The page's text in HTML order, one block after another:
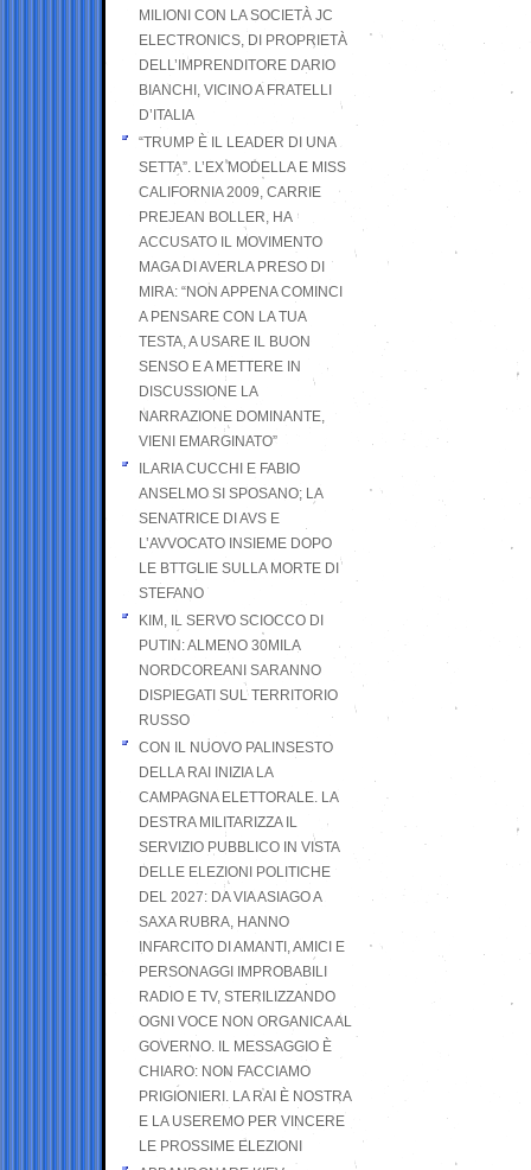
MILIONI CON LA SOCIETÀ JC
ELECTRONICS, DI PROPRIETÀ
DELL’IMPRENDITORE DARIO
BIANCHI, VICINO A FRATELLI
D’ITALIA
“TRUMP È IL LEADER DI UNA
SETTA”. L’EX MODELLA E MISS
CALIFORNIA 2009, CARRIE
PREJEAN BOLLER, HA
ACCUSATO IL MOVIMENTO
MAGA DI AVERLA PRESO DI
MIRA: “NON APPENA COMINCI
A PENSARE CON LA TUA
TESTA, A USARE IL BUON
SENSO E A METTERE IN
DISCUSSIONE LA
NARRAZIONE DOMINANTE,
VIENI EMARGINATO”
ILARIA CUCCHI E FABIO
ANSELMO SI SPOSANO; LA
SENATRICE DI AVS E
L’AVVOCATO INSIEME DOPO
LE BTTGLIE SULLA MORTE DI
STEFANO
KIM, IL SERVO SCIOCCO DI
PUTIN: ALMENO 30MILA
NORDCOREANI SARANNO
DISPIEGATI SUL TERRITORIO
RUSSO
CON IL NUOVO PALINSESTO
DELLA RAI INIZIA LA
CAMPAGNA ELETTORALE. LA
DESTRA MILITARIZZA IL
SERVIZIO PUBBLICO IN VISTA
DELLE ELEZIONI POLITICHE
DEL 2027: DA VIA ASIAGO A
SAXA RUBRA, HANNO
INFARCITO DI AMANTI, AMICI E
PERSONAGGI IMPROBABILI
RADIO E TV, STERILIZZANDO
OGNI VOCE NON ORGANICA AL
GOVERNO. IL MESSAGGIO È
CHIARO: NON FACCIAMO
PRIGIONIERI. LA RAI È NOSTRA
E LA USEREMO PER VINCERE
LE PROSSIME ELEZIONI